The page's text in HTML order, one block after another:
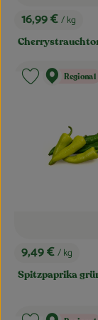
, Preis:
16,99 €/ kg
, Preis:
9,49 €/ kg
Spitzpaprika
Regional
Produkt zu